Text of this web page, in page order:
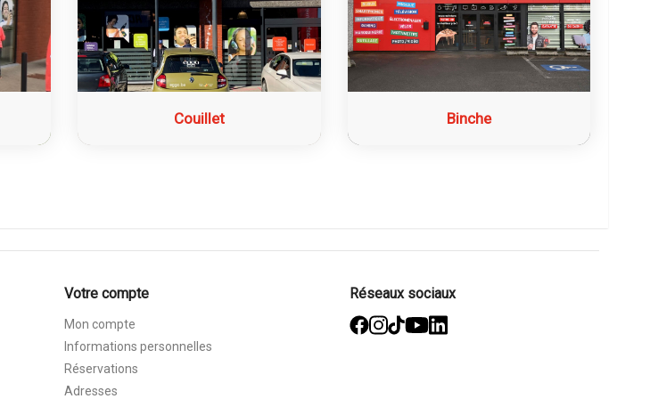
Couillet Binche
Votre compte
Mon compte
Informations personnelles
Réservations
Adresses
Réseaux sociaux
facebook
Instagram
TikTokYouTube
Linked